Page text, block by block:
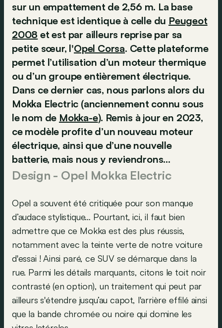
sur un empattement de 2,56 m. La base
technique est identique à celle du Peugeot
2008 et est par ailleurs reprise par sa
petite sœur, l'Opel Corsa. Cette plateforme
permet l’utilisation d’un moteur thermique
ou d’un groupe entièrement électrique.
Dans ce dernier cas, nous parlons alors du
Mokka Electric (anciennement connu sous
le nom de Mokka-e). Remis à jour en 2023,
ce modèle profite d’un nouveau moteur
électrique, ainsi que d’une nouvelle
batterie, mais nous y reviendrons...
Design - Opel Mokka Electric
Opel a souvent été critiquée pour son manque
d’audace stylistique… Pourtant, ici, il faut bien
admettre que ce Mokka est des plus réussis,
notamment avec la teinte verte de notre voiture
d'essai ! Ainsi paré, ce SUV se démarque dans la
rue. Parmi les détails marquants, citons le toit noir
contrasté (en option), un traitement qui peut par
ailleurs s'étendre jusqu’au capot, l'arrière effilé ainsi
que la bande chromée ou noire qui domine les